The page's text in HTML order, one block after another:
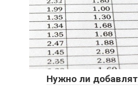
Нужно ли